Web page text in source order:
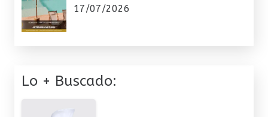
17/07/2026
Lo + Buscado: